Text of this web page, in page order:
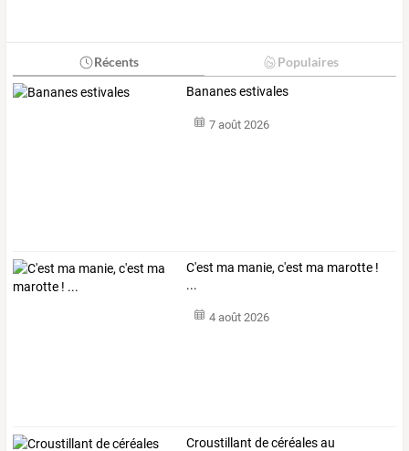
Récents Populaires
Bananes estivales
7 août 2026
C'est ma manie, c'est ma marotte !
...
4 août 2026
Croustillant de céréales au